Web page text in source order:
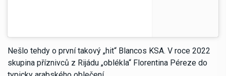
Nešlo tehdy o první takový „hit“ Blancos KSA. V roce 2022
skupina příznivců z Rijádu „oblékla“ Florentina Péreze do